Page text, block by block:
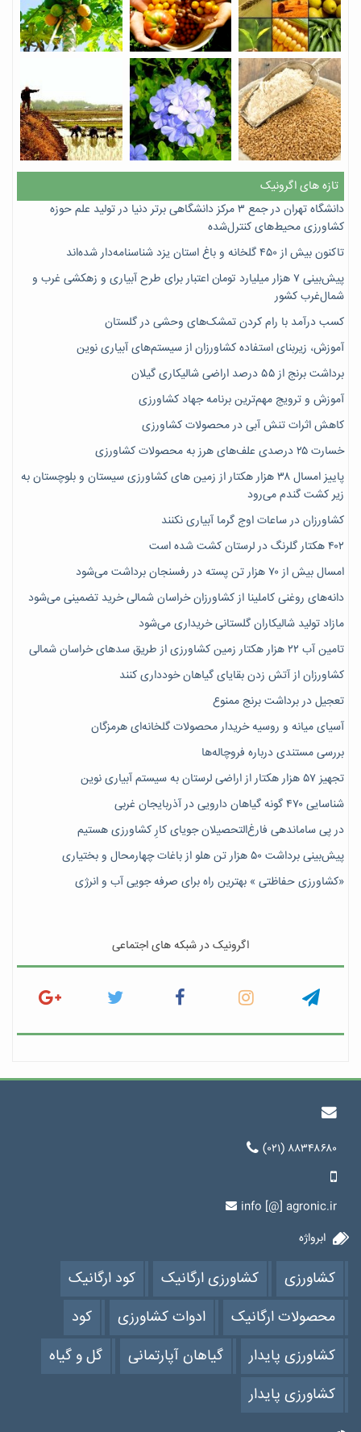
تازه های اگرونیک
دانشگاه تهران در جمع ۳ مرکز دانشگاهی برتر دنیا در تولید علم حوزه
کشاورزی محیط‌های کنترل‌شده
تاکنون بیش از ۴۵۰ گلخانه و باغ استان یزد شناسنامه‌دار شده‌اند
پیش‌بینی ۷‌ هزار میلیارد تومان اعتبار برای طرح آبیاری و زهکشی غرب و
شمال‌غرب کشور
کسب درآمد با رام کردن تمشک‌های وحشی در گلستان
آموزش، زیربنای استفاده کشاورزان از سیستم‌های آبیاری نوین
برداشت برنج از ۵۵ درصد اراضی شالیکاری گیلان
آموزش و ترویج مهم‌ترین برنامه جهاد کشاورزی
کاهش اثرات تنش آبی در محصولات کشاورزی
خسارت ۲۵ درصدی علف‌های هرز به محصولات کشاورزی
پاییز امسال ۳۸ هزار هکتار از زمین های کشاورزی سیستان و بلوچستان به
زیر کشت گندم می‌رود
کشاورزان در ساعات اوج گرما آبیاری نکنند
۴۰۲ هکتار گلرنگ در لرستان کشت شده است
امسال بیش از ۷۰ هزار تن پسته در رفسنجان برداشت می‌شود
دانه‌های روغنی کاملینا از کشاورزان خراسان شمالی خرید تضمینی می‌شود
مازاد تولید شالیکاران گلستانی خریداری می‌شود
تامین آب ۲۲ هزار هکتار زمین کشاورزی از طریق سدهای خراسان شمالی
کشاورزان از آتش زدن بقایای گیاهان خودداری کنند
تعجیل در برداشت برنج ممنوع
آسیای میانه و روسیه خریدار محصولات گلخانه‌ای هرمزگان
بررسی مستندی درباره فروچاله‌ها
تجهیز ۵۷ هزار هکتار از اراضی لرستان به سیستم آبیاری نوین
شناسایی ۴۷٠ گونه گیاهان دارویی در آذربایجان غربی
در پی ساماندهی فارغ‌التحصیلان جویای کارِ کشاورزی هستیم
پیش‎‌بینی برداشت ۵۰ هزار تن هلو از باغات چهارمحال و بختیاری
«کشاورزی حفاظتی » بهترین راه برای صرفه جویی آب و انرژی
اگرونیک در شبکه های اجتماعی
(۰۲۱) ۸۸۳۴۸۶۸۰
info [@] agronic.ir
ابرواژه
کشاورزی کشاورزی ارگانیک
کود ارگانیک
محصولات ارگانیک
ادوات کشاورزی
کود
کشاورزی پایدار
گیاهان آپارتمانی
گل و گیاه
کشاورزی پایدار